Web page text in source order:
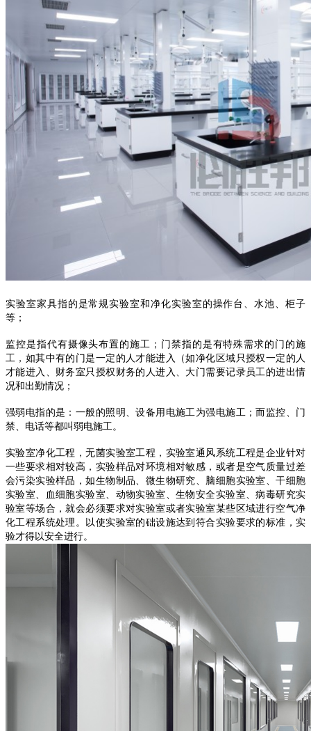
实验室家具指的是常规实验室和净化实验室的操作台、水池、柜子
等；
监控是指代有摄像头布置的施工；门禁指的是有特殊需求的门的施
工，如其中有的门是一定的人才能进入（如净化区域只授权一定的人
才能进入、财务室只授权财务的人进入、大门需要记录员工的进出情
况和出勤情况；
强弱电指的是：一般的照明、设备用电施工为强电施工；而监控、门
禁、电话等都叫弱电施工。
实验室净化工程，无菌实验室工程，实验室通风系统工程是企业针对
一些要求相对较高，实验样品对环境相对敏感，或者是空气质量过差
会污染实验样品，如生物制品、微生物研究、脑细胞实验室、干细胞
实验室、血细胞实验室、动物实验室、生物安全实验室、病毒研究实
验室等场合，就会必须要求对实验室或者实验室某些区域进行空气净
化工程系统处理。以使实验室的础设施达到符合实验要求的标准，实
验才得以安全进行。